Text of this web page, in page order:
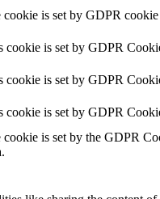
cookie is set by GDPR
cookie is set by GDPR
cookie is set by GDPR
cookie is set by GDPR
cookie is set by the GDPR